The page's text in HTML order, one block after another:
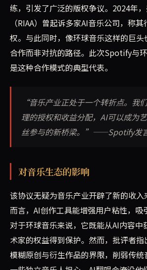
练，引发了广泛的版权争议。2024年
（RIAA）曾起诉多家AI音乐公司，称
权。与此同时，像环球音乐这样的巨头
合作而非对抗的路径。此次Spotify与
是这种合作模式的典型代表。
“音乐产业正处于一个转折点。我
理的授权和收益分配，AI可以成为
丝参与的新桥梁。”——Spotify发
对音乐生态的影响
该协议无疑为音乐产业开辟了新的收
而言，AI创作工具能增强用户粘性，吸
对于环球音乐来说，它既能从AI内容中
术家的权益得到保护。然而，批评者
模糊原创与衍生作品的界限，削弱传统